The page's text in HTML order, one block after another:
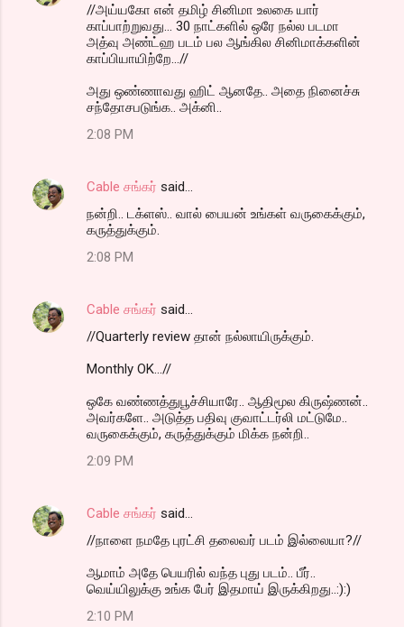
//அய்யகோ என் தமிழ் சினிமா உலகை யார்
காப்பாற்றுவது... 30 நாட்களில் ஒரே நல்ல படமா
அத்வு அண்ட்ஹ படம் பல ஆங்கில சினிமாக்களின்
காப்பியாயிற்றே...//
அது ஒண்ணாவது ஹிட் ஆனதே.. அதை நினைச்சு
சந்தோசபடுங்க.. அக்னி..
2:08 PM
Cable சங்கர் said…
நன்றி.. டக்ளஸ்.. வால் பையன் உங்கள் வருகைக்கும்,
கருத்துக்கும்.
2:08 PM
Cable சங்கர் said…
//Quarterly review தான் நல்லாயிருக்கும்.
Monthly OK...//
ஒகே வண்ணத்துபூச்சியாரே.. ஆதிமூல கிருஷ்ணன்..
அவர்களே.. அடுத்த பதிவு குவாட்டர்லி மட்டுமே..
வருகைக்கும், கருத்துக்கும் மிக்க நன்றி..
2:09 PM
Cable சங்கர் said…
//நாளை நமதே புரட்சி தலைவர் படம் இல்லையா?//
ஆமாம் அதே பெயரில் வந்த புது படம்.. பீர்..
வெய்யிலுக்கு உங்க பேர் இதமாய் இருக்கிறது..:):)
2:10 PM